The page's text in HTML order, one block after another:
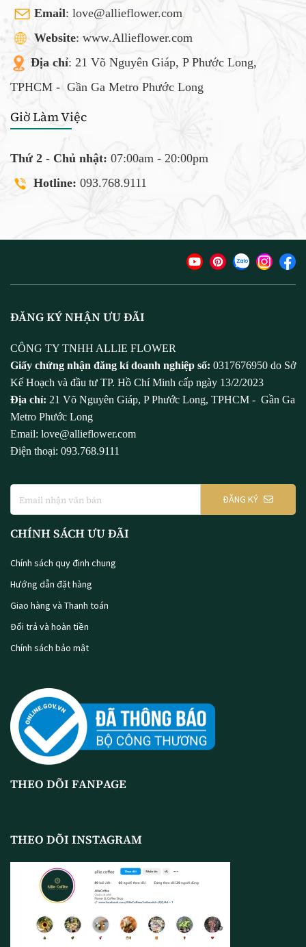
Email: love@allieflower.com
Website: www.Allieflower.com
Địa chỉ: 21 Võ Nguyên Giáp, P Phước Long,
TPHCM - Gần Ga Metro Phước Long
Giờ Làm Việc
Thứ 2 - Chủ nhật: 07:00am - 20:00pm
Hotline: 093.768.9111
ĐĂNG KÝ NHẬN ƯU ĐÃI
CÔNG TY TNHH ALLIE FLOWER
Giấy chứng nhận đăng kí doanh nghiệp số: 0317676950 do Sở
Kế Hoạch và đầu tư TP. Hồ Chí Minh cấp ngày 13/2/2023
Địa chỉ: 21 Võ Nguyên Giáp, P Phước Long, TPHCM - Gần Ga
Metro Phước Long
Email: love@allieflower.com
Điện thoại: 093.768.9111
ĐĂNG KÝ
CHÍNH SÁCH ƯU ĐÃI
Chính sách quy định chung
Hướng dẫn đặt hàng
Giao hàng và Thanh toán
Đổi trả và hoàn tiền
Chính sách bảo mật
THEO DÕI FANPAGE
THEO DÕI INSTAGRAM